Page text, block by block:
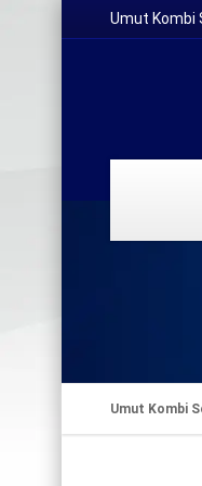
Umut Kombi
Umut Kombi